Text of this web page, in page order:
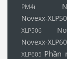
PM4i
Novexx-
XLP506
Novexx-
XLP605 Phần